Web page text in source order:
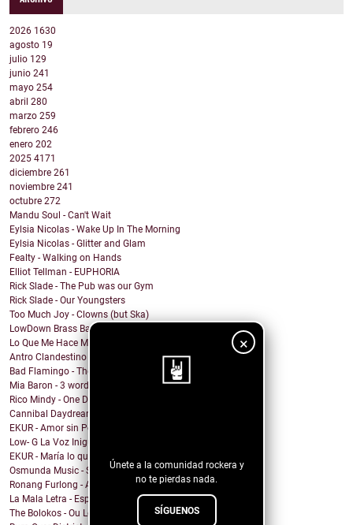
×
Únete a la comunidad rockera y
no te pierdas nada.
SÍGUENOS
2026 1630
agosto 19
julio 129
junio 241
mayo 254
abril 280
marzo 259
febrero 246
enero 202
2025 4171
diciembre 261
noviembre 241
octubre 272
Mandu Soul - Can't Wait
Eylsia Nicolas - Wake Up In The Morning
Eylsia Nicolas - Glitter and Glam
Fealty - Walking on Hands
Elliot Tellman - EUPHORIA
Rick Slade - The Pub was our Gym
Rick Slade - Our Youngsters
Too Much Joy - Clowns (but Ska)
LowDown Brass Band - Echoes of a Photo
Lo Que Me Hace Mal - Matanza
Antro Clandestino - Playa y Sol
Bad Flamingo - The Fruit
Mia Baron - 3 words
Rico Mindy - One Day I...
Cannibal Daydream - Baby, Can't You Feel My Sickness?
EKUR - Amor sin Permiso (Love is Love)
Low- G La Voz Inigualable - Sensacion
EKUR - María lo quiero Todo
Osmunda Music - Spread the Love Around
Ronang Furlong - All That I Became
La Mala Letra - Espacio Vacío
The Bolokos - Ou Lé Lé